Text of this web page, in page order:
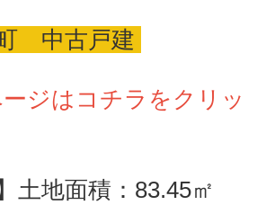
中古戸建
ジはコチラをクリッ
土地面積：83.45㎡